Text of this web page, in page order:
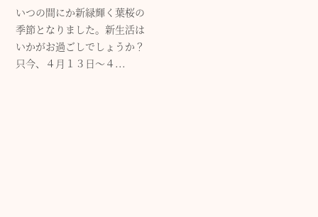
いつの間にか新緑輝く葉桜の
季節となりました。新生活は
いかがお過ごしでしょうか？
只今、４月１３日～４...